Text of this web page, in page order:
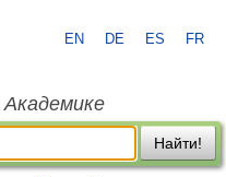
EN DE ES FR
Академике
Найти!